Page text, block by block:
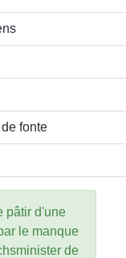
fonte
pâtir d'une
le manque
de